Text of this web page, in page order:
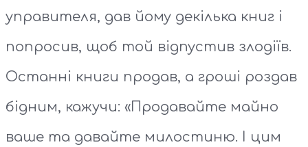
управителя, дав йому декілька книг і
попросив, щоб той відпустив злодіїв.
Останні книги продав, а гроші роздав
бідним, кажучи: «Продавайте майно
ваше та давайте милостиню. І цим